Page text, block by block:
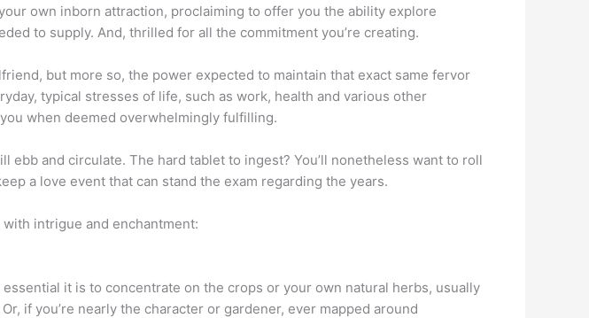
own inborn attraction, proclaiming to offer you the ability explore
to supply. And, thrilled for all the commitment you’re creating.
but more so, the power expected to maintain that exact same fervor
typical stresses of life, such as work, health and various other
when deemed overwhelmingly fulfilling.
and circulate. The hard tablet to ingest? You’ll nonetheless want to roll
a love event that can stand the exam regarding the years.
intrigue and enchantment:
it is to concentrate on the crops or your own natural herbs, usually
if you’re nearly the character or gardener, ever mapped around